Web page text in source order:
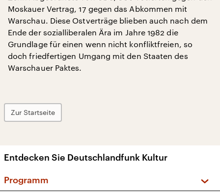
Moskauer Vertrag, 17 gegen das Abkommen mit
Warschau. Diese Ostverträge blieben auch nach dem
Ende der sozialliberalen Ära im Jahre 1982 die
Grundlage für einen wenn nicht konfliktfreien, so
doch friedfertigen Umgang mit den Staaten des
Warschauer Paktes.
Zur Startseite
Entdecken Sie Deutschlandfunk Kultur
Programm